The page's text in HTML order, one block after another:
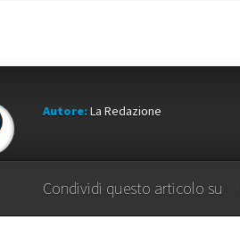
Autore:La Redazione
Condividi questo articolo su